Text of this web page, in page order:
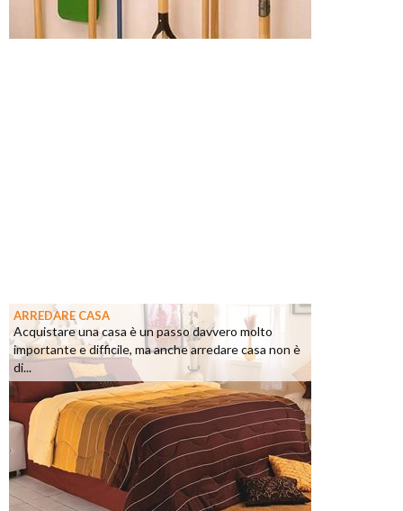
ARREDARE CASA
Acquistare una casa è un passo davvero molto
importante e difficile, ma anche arredare casa non è
di...